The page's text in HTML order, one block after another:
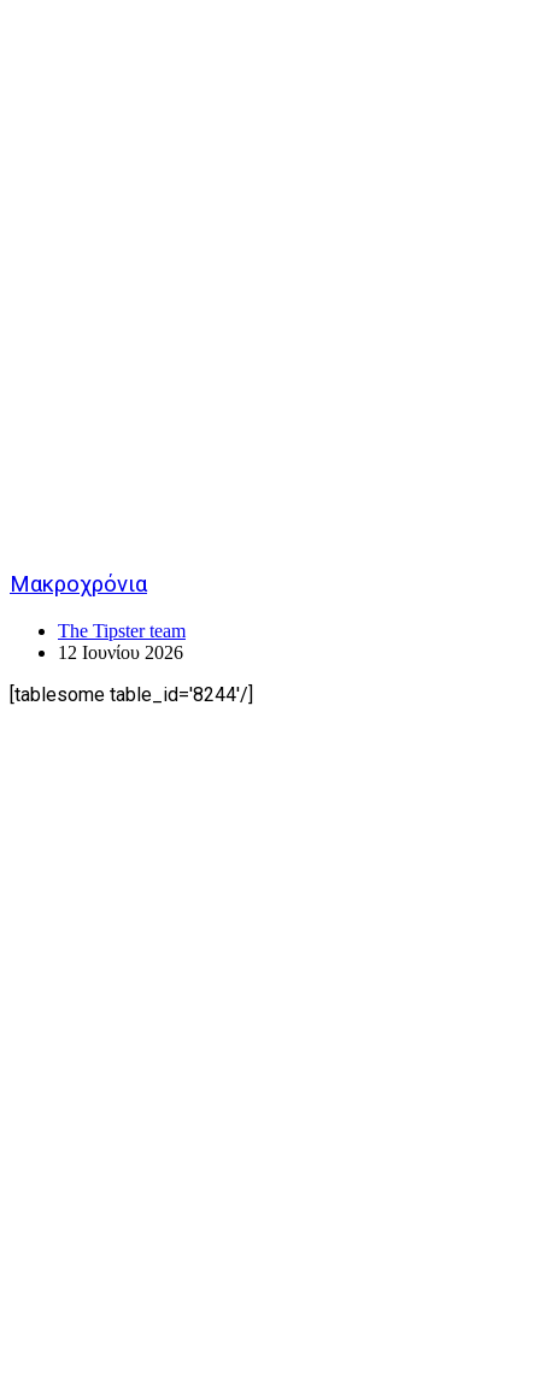
Μακροχρόνια
The Tipster team
12 Ιουνίου 2026
[tablesome table_id='8244'/]